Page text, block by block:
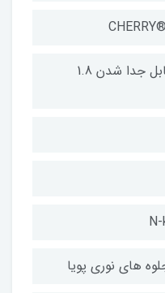
- طراحی قابل حمل با کابل قابل جدا شدن 1.8
های نوری پویا